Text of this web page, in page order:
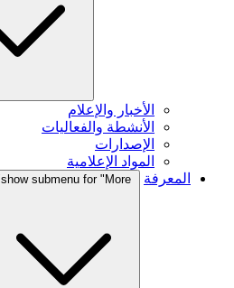
الأخبار والإعلام
الأنشطة والفعاليات
الإصدارات
المواد الإعلامية
المعرفة
show submenu for "More"